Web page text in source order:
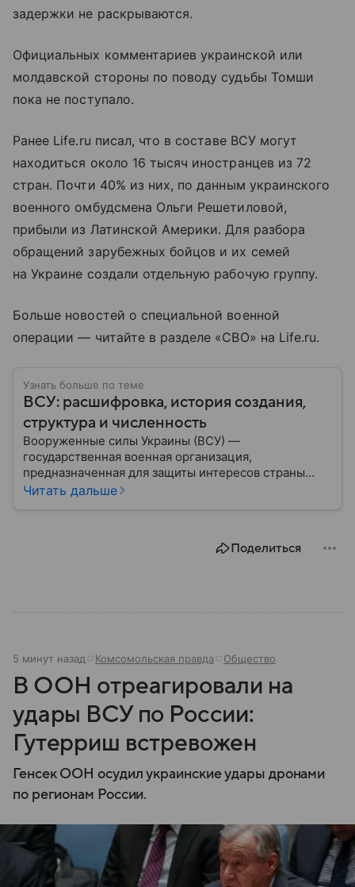
задержки не раскрываются.
Официальных комментариев украинской или
молдавской стороны по поводу судьбы Томши
пока не поступало.
Ранее Life.ru писал, что в составе ВСУ могут
находиться около 16 тысяч иностранцев из 72
стран. Почти 40% из них, по данным украинского
военного омбудсмена Ольги Решетиловой,
прибыли из Латинской Америки. Для разбора
обращений зарубежных бойцов и их семей
на Украине создали отдельную рабочую группу.
Больше новостей о специальной военной
операции — читайте в разделе «СВО» на Life.ru.
Узнать больше по теме
ВСУ: расшифровка, история создания,
структура и численность
Вооруженные силы Украины (ВСУ) —
государственная военная организация,
предназначенная для защиты интересов страны
военным путем. Была создана после
Читать дальше
Поделиться
5 минут назад Комсомольская правда Общество
В ООН отреагировали на
удары ВСУ по России:
Гутерриш встревожен
Генсек ООН осудил украинские удары дронами
по регионам России.